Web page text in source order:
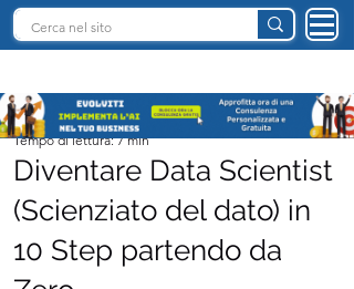
Diventare Data Scientist
(Scienziato del dato) in
10 Step partendo da
Team I.A. Italia
Tempo di lettura: 7 min